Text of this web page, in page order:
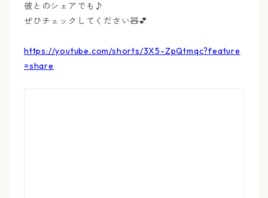
彼とのシェアでも♪
ぜひチェックしてください🧸💕
https://youtube.com/shorts/3X5-ZpQtmqc?feature
=share